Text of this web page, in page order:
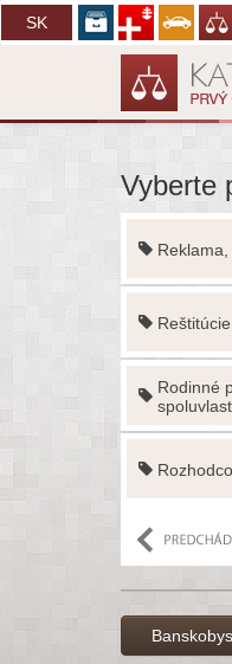
SK
CZ
Vyberte
Reštitúcie
Rodinné